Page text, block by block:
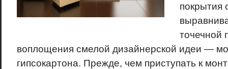
покрытия
точечной
воплощения смелой дизайнерской идеи —
гипсокартона. Прежде, чем приступать к